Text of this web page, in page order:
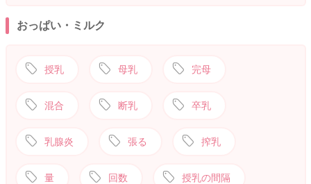
おっぱい・ミルク
授乳 母乳 完母
混合 断乳 卒乳
乳腺炎 張る 搾乳
量 回数 授乳の間隔